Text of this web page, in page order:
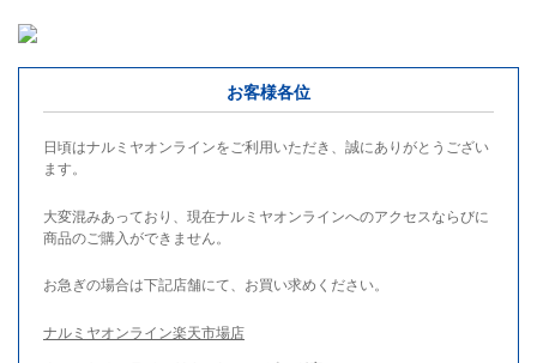
お客様各位
日頃はナルミヤオンラインをご利用いただき、誠にありがとうござい
ます。
大変混みあっており、現在ナルミヤオンラインへのアクセスならびに
商品のご購入ができません。
お急ぎの場合は下記店舗にて、お買い求めください。
ナルミヤオンライン楽天市場店